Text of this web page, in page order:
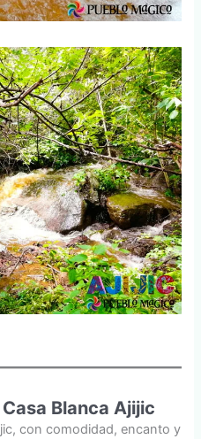
Blanca Ajijic
con comodidad, encanto y